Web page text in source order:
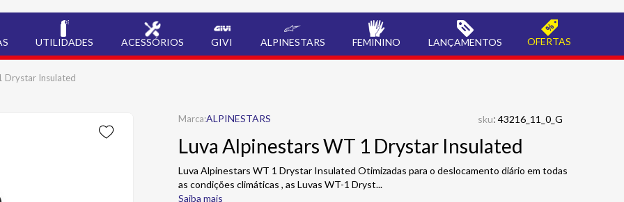
UTILIDADES ACESSÓRIOS GIVI ALPINESTARS FEMININO LANÇAMENTOS OFERTAS
Drystar Insulated
ALPINESTARS sku: 43216_11_0_G
Luva Alpinestars WT 1 Drystar Insulated
Luva Alpinestars WT 1 Drystar Insulated Otimizadas para o deslocamento diário em todas
as condições climáticas , as Luvas WT-1 Dryst...
Saiba mais